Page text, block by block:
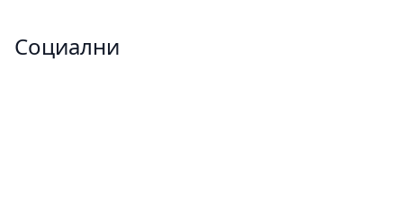
Социални